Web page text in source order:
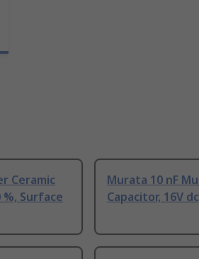
Ceramic
%, Surface
Murata 10 nF
Capacitor, 16V